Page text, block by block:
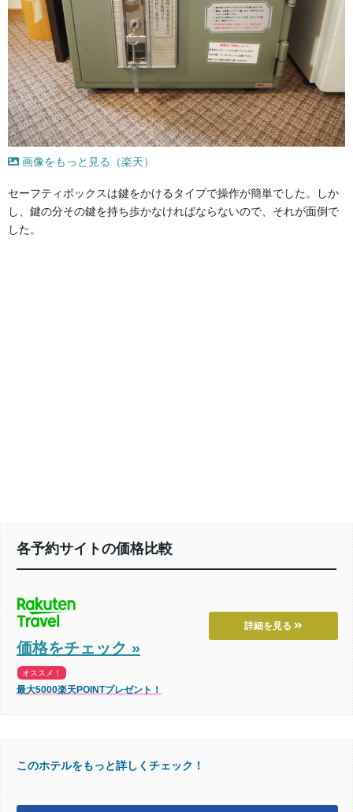
画像をもっと見る（楽天）
セーフティボックスは鍵をかけるタイプで操作が簡単でした。しか
し、鍵の分その鍵を持ち歩かなければならないので、それが面倒で
した。
各予約サイトの価格比較
詳細を見る
価格をチェック »
オススメ！
最大5000楽天POINTプレゼント！
このホテルをもっと詳しくチェック！